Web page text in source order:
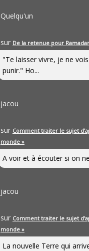
Quelqu'un
sur De la retenue pour
"Te laisser vivre, je ne
punir." Ho...
jacou
sur Comment traiter le sujet
monde »
A voir et à écouter si on
jacou
sur Comment traiter le sujet
monde »
La nouvelle Terre qui